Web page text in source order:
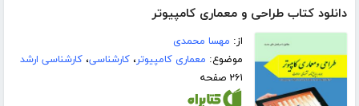
دانلود کتاب طراحی و معماری کامپیوتر
از: مهسا محمدی
موضوع: معماری کامپیوتر،کارشناسی،کارشناسی ارشد
۲۶۱ صفحه